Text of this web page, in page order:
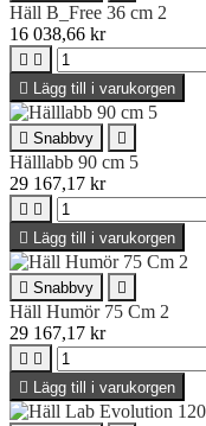
Häll B_Free 36 cm 2
16 038,66 kr
 
 Lägg till i varukorgen
 Snabbvy 
Hälllabb 90 cm 5
29 167,17 kr
 
 Lägg till i varukorgen
 Snabbvy 
Häll Humör 75 Cm 2
29 167,17 kr
 
 Lägg till i varukorgen